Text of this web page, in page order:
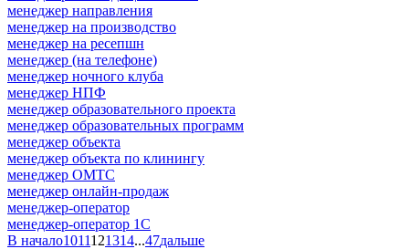
менеджер направления
менеджер на производство
менеджер на ресепшн
менеджер (на телефоне)
менеджер ночного клуба
менеджер НПФ
менеджер образовательного проекта
менеджер образовательных программ
менеджер объекта
менеджер объекта по клинингу
менеджер ОМТС
менеджер онлайн-продаж
менеджер-оператор
менеджер-оператор 1С
В начало1011121314...47дальше